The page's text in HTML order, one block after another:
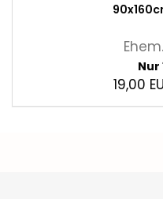
Nur
19,00